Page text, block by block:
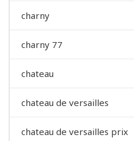
charny
charny 77
chateau
chateau de versailles
chateau de versailles prix